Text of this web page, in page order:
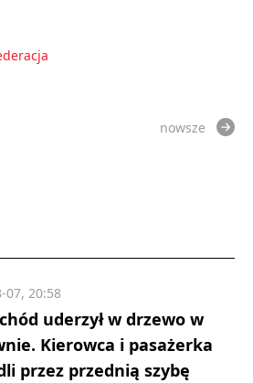
nowsze
uderzył w drzewo w
Kierowca i pasażerka
przez przednią szybę
07, 20:58